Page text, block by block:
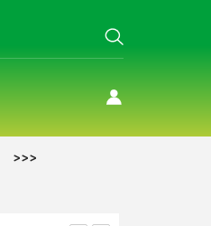
>>>